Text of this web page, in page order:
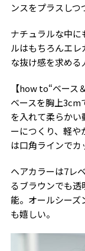
ンスをプラスしつ
ナチュラルな中に
ルはもちろんエ
な抜け感を求める
【how to“ベース
ベースを胸上3cm
を入れて柔らかい
ーにつくり、軽
は口角ラインでカ
ヘアカラーは7レ
るブラウンでも
能。オールシーズ
も嬉しい。